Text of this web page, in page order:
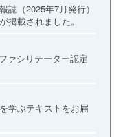
誌（2025年7月発行）
掲載されました。
ァシリテーター認定
学ぶテキストをお届